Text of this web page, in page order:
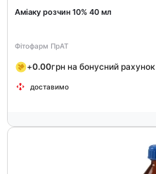
Аміаку розчин 10% 40 мл
Фітофарм ПрАТ
+0.00грн на бонусний рахунок
доставимо